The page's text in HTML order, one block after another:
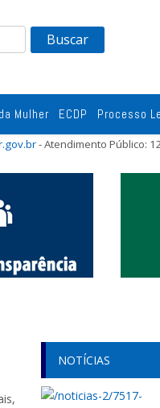
Buscar
Mulher ECDP Processo
- Atendimento Público:
NOTÍCIAS